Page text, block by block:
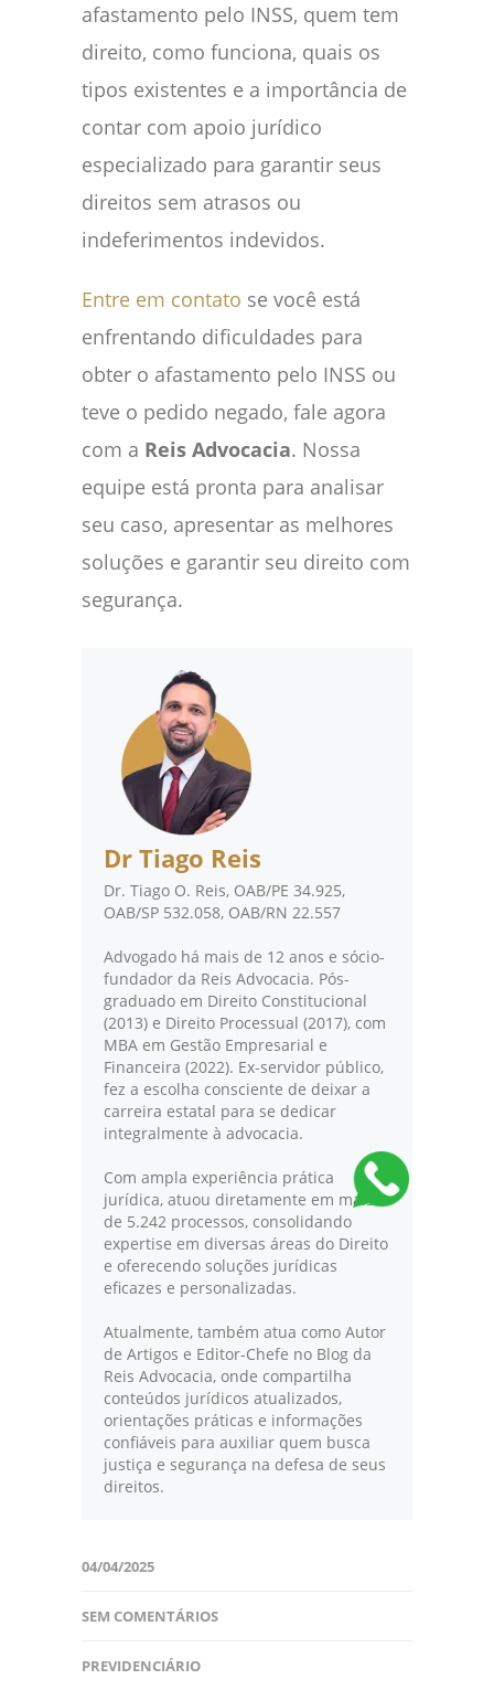
afastamento pelo INSS, quem tem
direito, como funciona, quais os
tipos existentes e a importância de
contar com apoio jurídico
especializado para garantir seus
direitos sem atrasos ou
indeferimentos indevidos.
Entre em contato se você está
enfrentando dificuldades para
obter o afastamento pelo INSS ou
teve o pedido negado, fale agora
com a Reis Advocacia. Nossa
equipe está pronta para analisar
seu caso, apresentar as melhores
soluções e garantir seu direito com
segurança.
Dr Tiago Reis
Dr. Tiago O. Reis, OAB/PE 34.925,
OAB/SP 532.058, OAB/RN 22.557
Advogado há mais de 12 anos e sócio-
fundador da Reis Advocacia. Pós-
graduado em Direito Constitucional
(2013) e Direito Processual (2017), com
MBA em Gestão Empresarial e
Financeira (2022). Ex-servidor público,
fez a escolha consciente de deixar a
carreira estatal para se dedicar
integralmente à advocacia.
Com ampla experiência prática
jurídica, atuou diretamente em mais
de 5.242 processos, consolidando
expertise em diversas áreas do Direito
e oferecendo soluções jurídicas
eficazes e personalizadas.
Atualmente, também atua como Autor
de Artigos e Editor-Chefe no Blog da
Reis Advocacia, onde compartilha
conteúdos jurídicos atualizados,
orientações práticas e informações
confiáveis para auxiliar quem busca
justiça e segurança na defesa de seus
direitos.
04/04/2025
SEM COMENTÁRIOS
PREVIDENCIÁRIO